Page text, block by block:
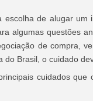
escolha de alugar um
algumas questões
de compra,
do Brasil, o cuidado
cuidados